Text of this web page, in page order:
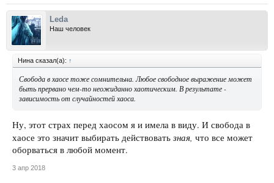
Leda
Наш человек
Нина сказал(а): ↑
Свобода в хаосе тоже сомнительна. Любое свободное выражение может
быть прервано чем-то неожиданно хаотическим. В результате -
зависимость от случайностей хаоса.
Ну, этот страх перед хаосом я и имела в виду. И свобода в
хаосе это значит выбирать действовать зная, что все может
оборваться в любой момент.
3 апр 2018